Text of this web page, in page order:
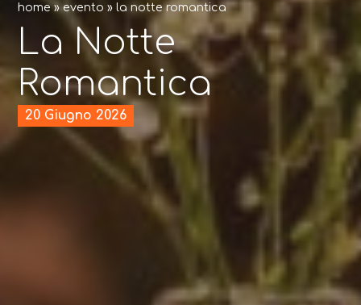
home»evento »la notte romantica
La Notte
Romantica
20 Giugno 2026